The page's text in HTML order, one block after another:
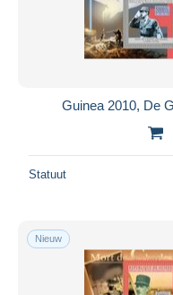
Guinea 2010, De
Statuut
Nieuw